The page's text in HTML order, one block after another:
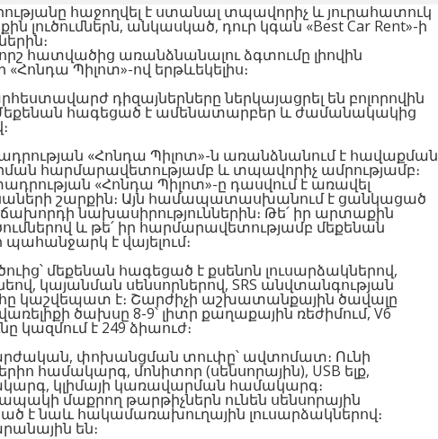
հաջողվել է ստանալ տպավորիչ և յուրահատուկ
լուծումներն, անկասկած, դուր կգան «Best Car Rent»-ի
հատվածից առանձնանալու ձգտումը լիովին
Պիլոտ»-ով երթևեկելիս։
դիզայներները ներկայացրել են բոլորովին
Մեքենան հագեցած է ամենատարբեր և ժամանակակից
«Հոնդա Պիլոտ»-ն առանձնանում է հավաքման
հարմարավետությամբ և տպավորիչ ամրությամբ։
«Հոնդա Պիլոտ»-ը դասվում է առավել
շարքին։ Այն համապատասխանում է ցանկացած
նախասիրություններին։ Թե՛ իր արտաքին
և թե՛ իր հարմարավետությամբ մեքենան
է վայելում։
մեքենան հագեցած է քսենոն լուսարձակներով,
կայանման սենսորներով, SRS անվտանգության
կաշվեպատ է։ Շարժիչի աշխատանքային ծավալը
ծախսը 8-9՝ լիտր քաղաքային ռեժիմում, V6
կազմում է 249 ձիաուժ։
փոխանցման տուփը՝ ավտոմատ։ Ունի
համակարգ, մոնիտոր (սենսորային), USB ելք,
կլիմայի կառավարման համակարգ։
մաքրող թարթիչներն ունեն սենսորային
է նաև հակամառախուղային լուսարձակներով։
են։